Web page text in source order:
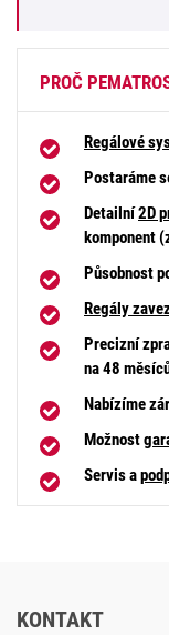
PROČ
Regálové
Postaráme
Detailní2D
komponent
Působnost
Regály
Precizní
na 48
Nabízíme
Možnost
Servis a
KONTAKT